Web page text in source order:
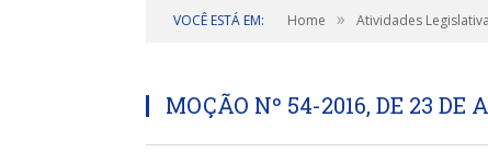
VOCÊ ESTÁ EM: Home » Atividades
MOÇÃO Nº 54-2016, DE 23 DE